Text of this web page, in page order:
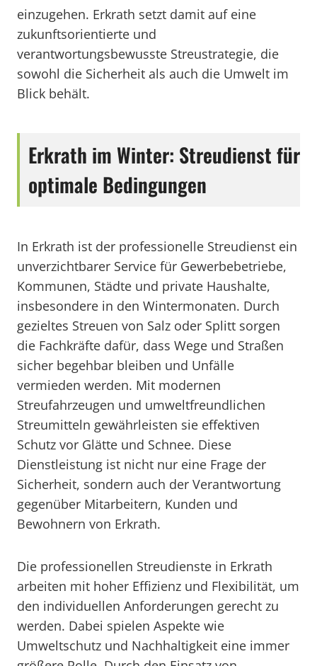
einzugehen. Erkrath setzt damit auf eine
zukunftsorientierte und
verantwortungsbewusste Streustrategie, die
sowohl die Sicherheit als auch die Umwelt im
Blick behält.
Erkrath im Winter: Streudienst für
optimale Bedingungen
In Erkrath ist der professionelle Streudienst ein
unverzichtbarer Service für Gewerbebetriebe,
Kommunen, Städte und private Haushalte,
insbesondere in den Wintermonaten. Durch
gezieltes Streuen von Salz oder Splitt sorgen
die Fachkräfte dafür, dass Wege und Straßen
sicher begehbar bleiben und Unfälle
vermieden werden. Mit modernen
Streufahrzeugen und umweltfreundlichen
Streumitteln gewährleisten sie effektiven
Schutz vor Glätte und Schnee. Diese
Dienstleistung ist nicht nur eine Frage der
Sicherheit, sondern auch der Verantwortung
gegenüber Mitarbeitern, Kunden und
Bewohnern von Erkrath.
Die professionellen Streudienste in Erkrath
arbeiten mit hoher Effizienz und Flexibilität, um
den individuellen Anforderungen gerecht zu
werden. Dabei spielen Aspekte wie
Umweltschutz und Nachhaltigkeit eine immer